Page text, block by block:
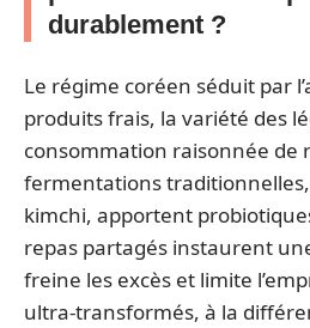
durablement ?
Le régime coréen séduit par
produits frais, la variété des
consommation raisonnée de
fermentations
kimchi, apportent
repas partagés instaurent
freine les excès et limite
ultra-transformés, à la